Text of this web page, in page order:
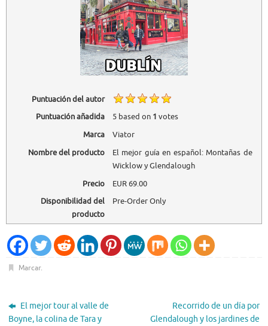
Puntuación del autor
Puntuación añadida
5based on 1 votes
Marca
Viator
Nombre del producto
El mejor guía en español: Montañas de
Wicklow y Glendalough
Precio
EUR69.00
Disponibilidad del
producto
Pre-Order Only
Marcar.
El mejor tour al valle de
Boyne, la colina de Tara y
Recorrido de un día por
Glendalough y los jardines de